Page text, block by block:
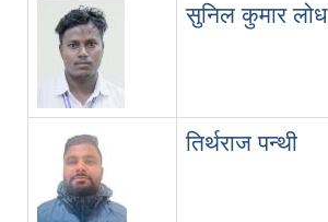
सुनिल कुमार लोध
तिर्थराज पन्थी